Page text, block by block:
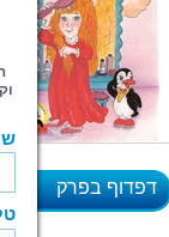
דפדוף בפרק